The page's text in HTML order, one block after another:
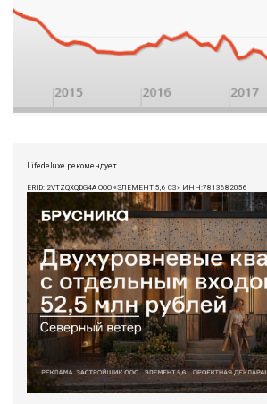
Lifedeluxe рекомендует
ERID: 2VTZQXQDG4A ООО «ЭЛЕМЕНТ 5,6 СЗ» ИНН:7813682056